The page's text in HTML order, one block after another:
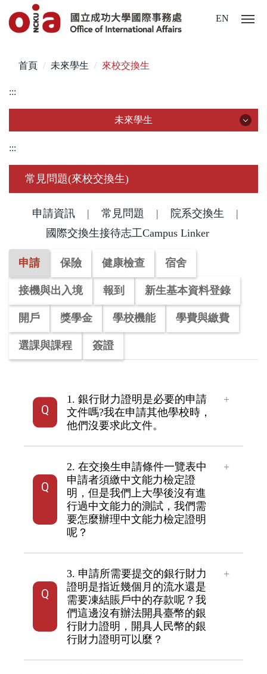
到
區
EN
首頁 未來學生 來校交換生
:::
未來學生
認識成大
僑港澳學位生
大陸學位生
境外學生身份判定
來校交換生
雙聯學位生
新型專班
:::
常見問題(來校交換生)
申請資訊| 常見問題 | 院系交換生 |
國際交換生接待志工Campus Linker
申請 保險 健康檢查 宿舍
接機與出入境 報到 新生基本資料登錄
開戶 獎學金 學校機能 學費與繳費
選課與課程 簽證
1. 銀行財力證明是必要的申請
文件嗎?我在申請其他學校時，
他們沒要求此文件。
2. 在交換生申請條件一覽表中
申請者須繳中文能力檢定證
明，但是我們上大學後沒有進
行過中文能力的測試，我們需
要怎麼辦理中文能力檢定證明
呢？
3. 申請所需要提交的銀行財力
證明是指近幾個月的流水還是
需要凍結賬戶中的存款呢？我
們這邊沒有辦法開具臺幣的銀
行財力證明，開具人民幣的銀
行財力證明可以麼？